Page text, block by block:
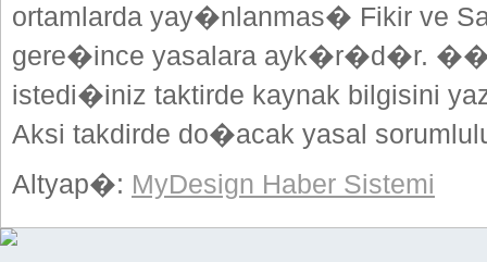
ortamlarda yay�nlanmas� Fikir ve
gere�ince yasalara ayk�r�d�r.
istedi�iniz taktirde kaynak bilgisini
Aksi takdirde do�acak yasal
Altyap�: MyDesign Haber Sistemi